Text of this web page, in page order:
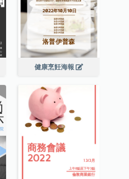
健康烹飪海報